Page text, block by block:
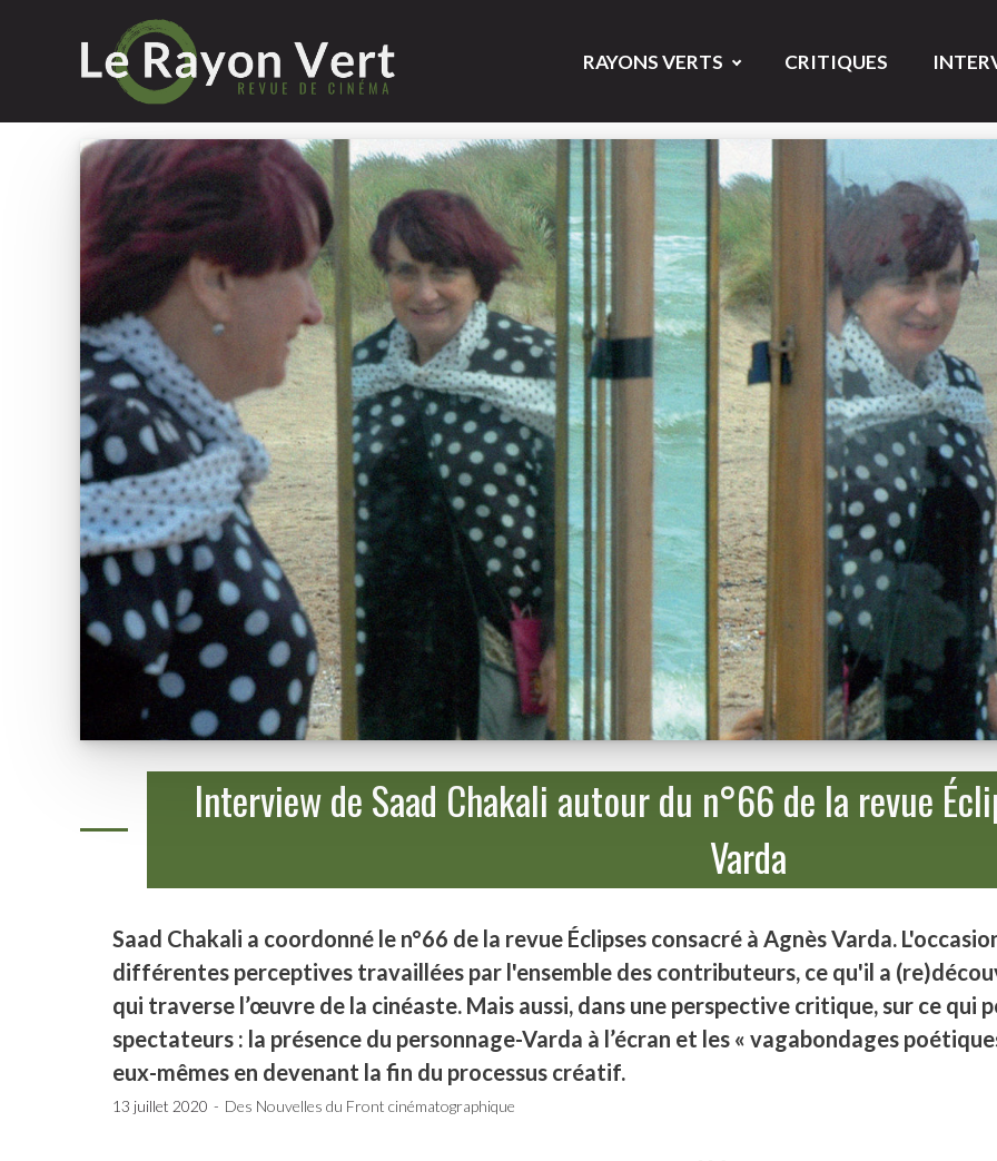
RAYONS VERTS CRITIQUES
Interview de Saad Chakali autour du n°66 de la revue
Varda
Saad Chakali a coordonné le n°66 de la revue Éclipses consacré à Agnès Varda.
différentes perceptives travaillées par l'ensemble des contributeurs, ce qu'il a
qui traverse l’œuvre de la cinéaste. Mais aussi, dans une perspective critique, sur ce qui
spectateurs : la présence du personnage-Varda à l’écran et les « vagabondages
eux-mêmes en devenant la fin du processus créatif.
13 juillet 2020 Des Nouvelles du Front cinématographique